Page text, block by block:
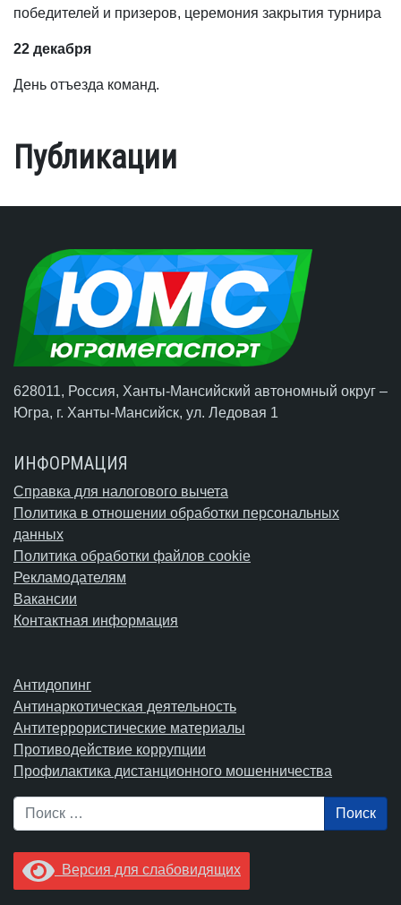
победителей и призеров, церемония закрытия турнира
22 декабря
День отъезда команд.
Публикации
628011, Россия, Ханты-Мансийский автономный округ –
Югра, г. Ханты-Мансийск, ул. Ледовая 1
ИНФОРМАЦИЯ
Справка для налогового вычета
Политика в отношении обработки персональных
данных
Политика обработки файлов cookie
Рекламодателям
Вакансии
Контактная информация
Антидопинг
Антинаркотическая деятельность
Антитеррористические материалы
Противодействие коррупции
Профилактика дистанционного мошенничества
Поиск
Версия для слабовидящих